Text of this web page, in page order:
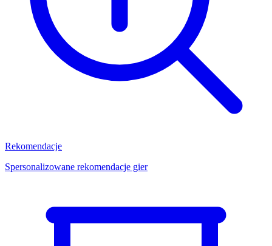
Rekomendacje
Spersonalizowane rekomendacje gier